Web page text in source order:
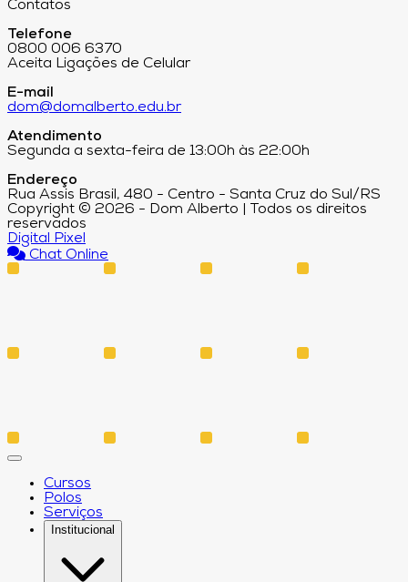
Contatos
Telefone
0800 006 6370
Aceita Ligações de Celular
E-mail
dom@domalberto.edu.br
Atendimento
Segunda a sexta-feira de 13:00h às 22:00h
Endereço
Rua Assis Brasil, 480 - Centro - Santa Cruz do Sul/RS
Copyright © 2026 - Dom Alberto | Todos os direitos
reservados
Digital Pixel
Chat Online
Cursos
Polos
Serviços
Institucional